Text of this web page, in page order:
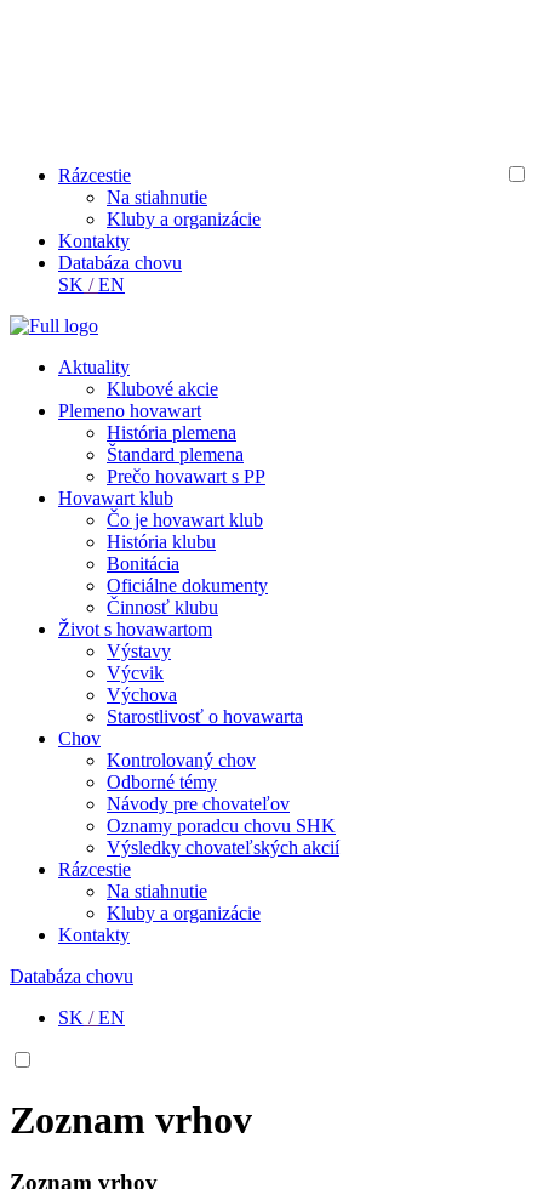
Rázcestie
Na stiahnutie
Kluby a organizácie
Kontakty
Databáza chovu
SK /EN
Aktuality
Klubové akcie
Plemeno hovawart
História plemena
Štandard plemena
Prečo hovawart s PP
Hovawart klub
Čo je hovawart klub
História klubu
Bonitácia
Oficiálne dokumenty
Činnosť klubu
Život s hovawartom
Výstavy
Výcvik
Výchova
Starostlivosť o hovawarta
Chov
Kontrolovaný chov
Odborné témy
Návody pre chovateľov
Oznamy poradcu chovu SHK
Výsledky chovateľských akcií
Rázcestie
Na stiahnutie
Kluby a organizácie
Kontakty
Databáza chovu
SK /EN
Zoznam vrhov
Zoznam vrhov